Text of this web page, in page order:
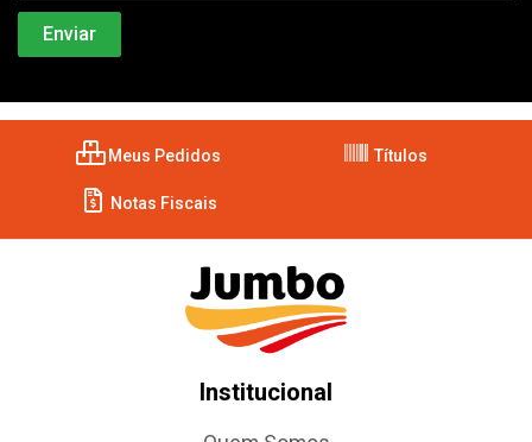
Meus Pedidos Títulos
Notas Fiscais
Institucional